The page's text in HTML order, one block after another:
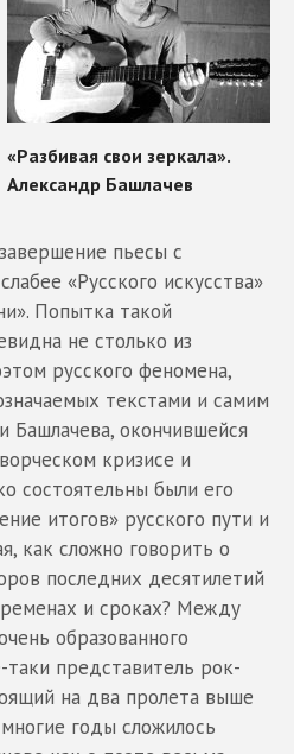
пьесы с
«Русского искусства»
Попытка такой
не столько из
русского феномена,
текстами и самим
окончившейся
кризисе и
состоятельны были его
итогов» русского пути и
как сложно говорить о
последних десятилетий
и сроках? Между
образованного
таки представитель рок-
на два пролета выше
годы сложилось